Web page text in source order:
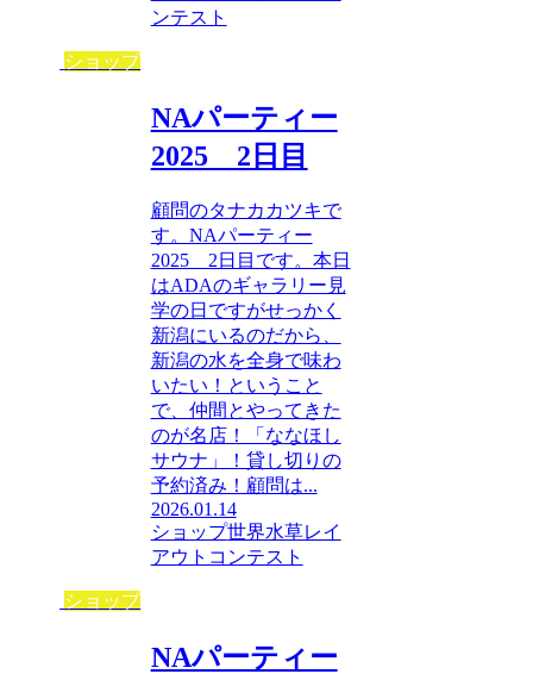
ンテスト
ショップ
NAパーティー
2025 2日目
顧問のタナカカツキで
す。NAパーティー
2025 2日目です。本日
はADAのギャラリー見
学の日ですがせっかく
新潟にいるのだから、
新潟の水を全身で味わ
いたい！ということ
で、仲間とやってきた
のが名店！「ななほし
サウナ」！貸し切りの
予約済み！顧問は...
2026.01.14
ショップ世界水草レイ
アウトコンテスト
ショップ
NAパーティー